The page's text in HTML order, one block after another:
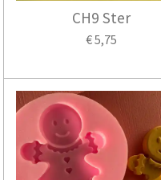
CH9 Ster
€ 5,75